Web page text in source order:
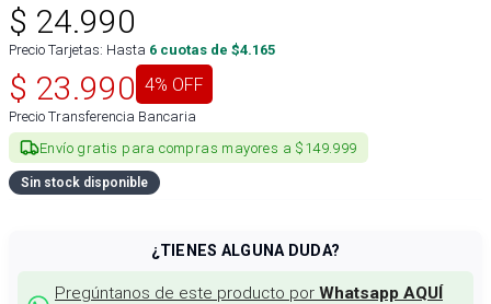
$ 24.990
Precio Tarjetas: Hasta 6 cuotas de $4.165
$ 23.990 4% OFF
Precio Transferencia Bancaria
Envío gratis para compras mayores a $149.999
Sin stock disponible
¿TIENES ALGUNA DUDA?
Pregúntanos de este producto por Whatsapp AQUÍ